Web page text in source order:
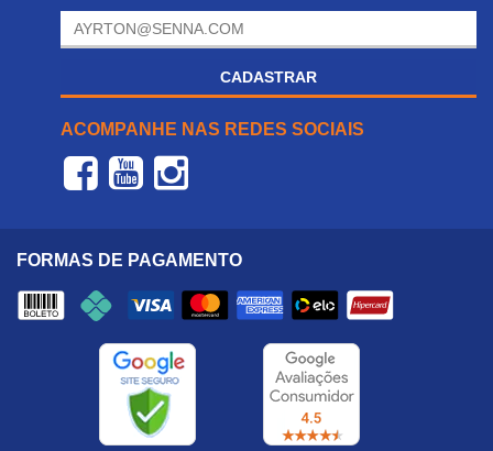
CADASTRAR
ACOMPANHE NAS REDES SOCIAIS
FORMAS DE PAGAMENTO